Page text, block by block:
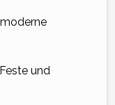
und